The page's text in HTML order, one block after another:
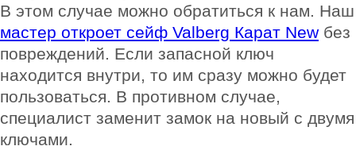
В этом случае можно обратиться к нам. Наш
мастер откроет сейф Valberg Карат New без
повреждений. Если запасной ключ
находится внутри, то им сразу можно будет
пользоваться. В противном случае,
специалист заменит замок на новый с двумя
ключами.